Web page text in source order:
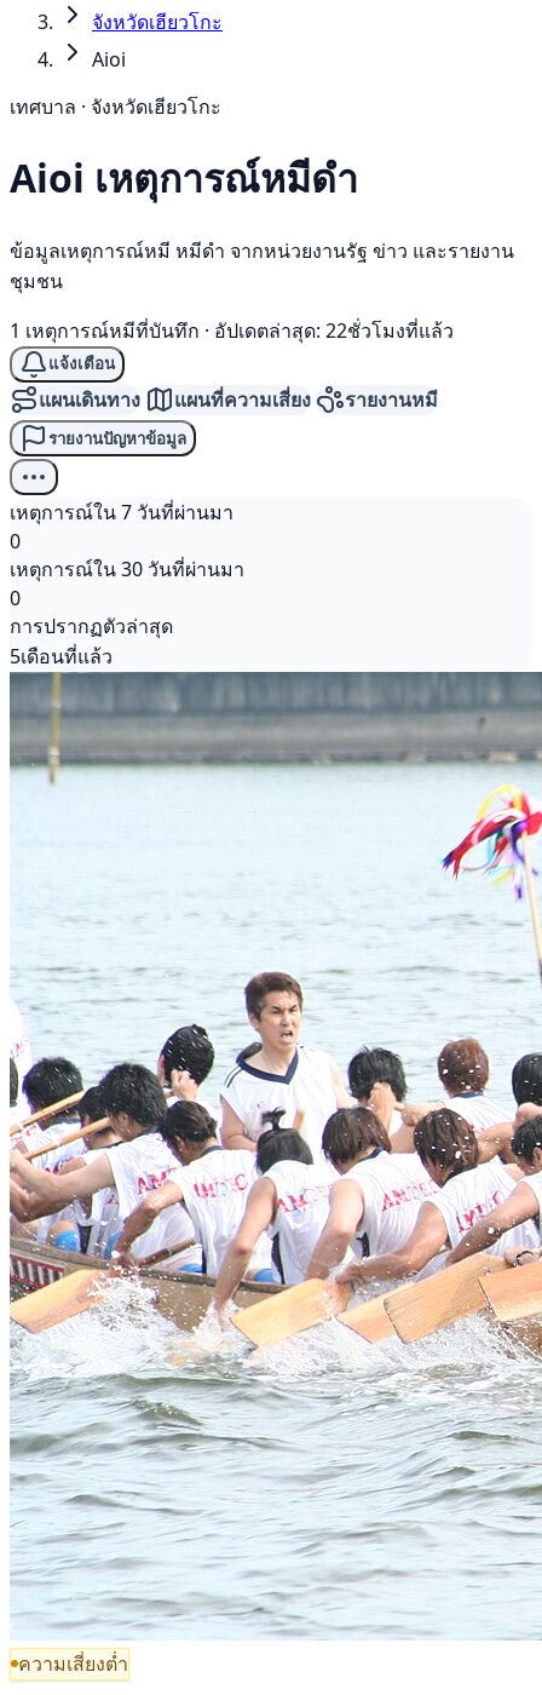
จังหวัดเฮียวโกะ
Aioi
เทศบาล · จังหวัดเฮียวโกะ
Aioi เหตุการณ์หมีดำ
ข้อมูลเหตุการณ์หมี หมีดำ จากหน่วยงานรัฐ ข่าว และรายงาน
ชุมชน
1 เหตุการณ์หมีที่บันทึก · อัปเดตล่าสุด: 22ชั่วโมงที่แล้ว
แจ้งเตือน
แผนเดินทาง แผนที่ความเสี่ยง รายงานหมี
รายงานปัญหาข้อมูล
เหตุการณ์ใน 7 วันที่ผ่านมา
0
เหตุการณ์ใน 30 วันที่ผ่านมา
0
การปรากฏตัวล่าสุด
5เดือนที่แล้ว
ความเสี่ยงต่ำ